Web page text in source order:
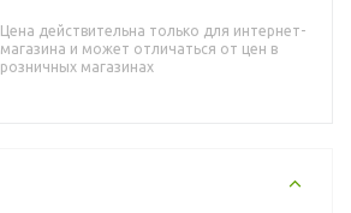
Цена действительна только для интернет-
магазина и может отличаться от цен в
розничных магазинах